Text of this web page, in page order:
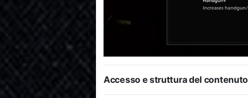
Accesso e struttura del contenuto